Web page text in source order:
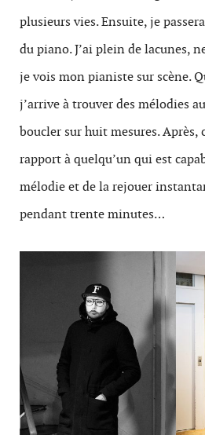
plusieurs vies. Ensuite, je
du piano. J’ai plein de lacunes,
je vois mon pianiste sur scène.
j’arrive à trouver des mélodies
boucler sur huit mesures. Après,
rapport à quelqu’un qui est
mélodie et de la rejouer
pendant trente minutes…